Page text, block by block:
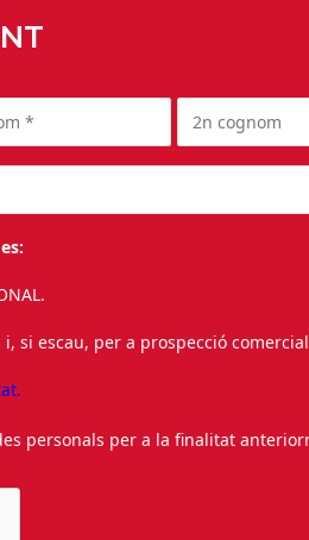
si escau, per a prospecció
personals per a la finalitat